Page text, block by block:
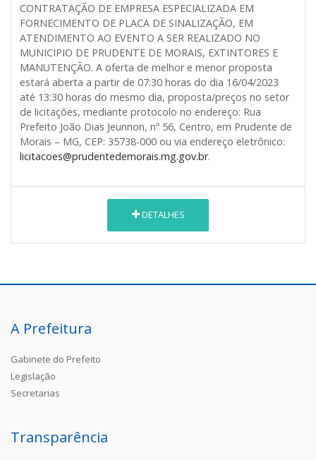
CONTRATAÇÃO DE EMPRESA ESPECIALIZADA EM
FORNECIMENTO DE PLACA DE SINALIZAÇÃO, EM
ATENDIMENTO AO EVENTO A SER REALIZADO NO
MUNICIPIO DE PRUDENTE DE MORAIS, EXTINTORES E
MANUTENÇÃO. A oferta de melhor e menor proposta
estará aberta a partir de 07:30 horas do dia 16/04/2023
até 13:30 horas do mesmo dia, proposta/preços no setor
de licitações, mediante protocolo no endereço: Rua
Prefeito João Dias Jeunnon, nº 56, Centro, em Prudente de
Morais – MG, CEP: 35738-000 ou via endereço eletrônico:
licitacoes@prudentedemorais.mg.gov.br.
DETALHES
A Prefeitura
Gabinete do Prefeito
Legislação
Secretarias
Transparência